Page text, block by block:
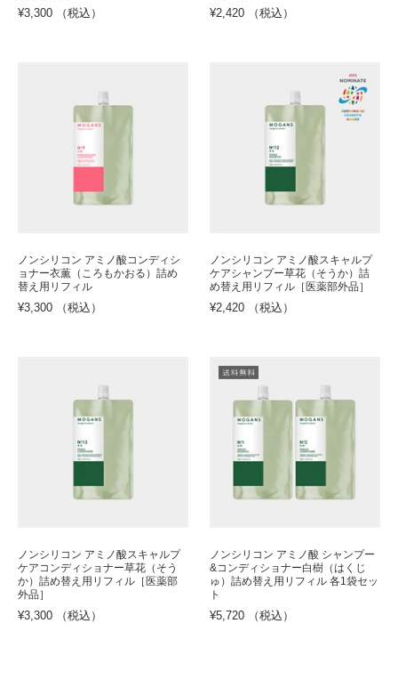
¥3,300 （税込） ¥2,420 （税込）
ノンシリコン アミノ酸コンディシ
ョナー衣薫（ころもかおる）詰め
替え用リフィル
¥3,300 （税込）
ノンシリコン アミノ酸スキャルプ
ケアシャンプー草花（そうか）詰
め替え用リフィル［医薬部外品］
¥2,420 （税込）
ノンシリコン アミノ酸スキャルプ
ケアコンディショナー草花（そう
か）詰め替え用リフィル［医薬部
外品］
¥3,300 （税込）
ノンシリコン アミノ酸 シャンプー
&コンディショナー白樹（はくじ
ゅ）詰め替え用リフィル 各1袋セッ
ト
¥5,720 （税込）